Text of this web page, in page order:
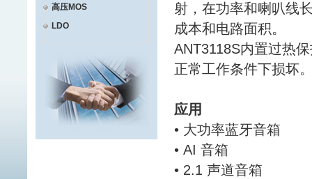
高压MOS
LDO
射，在功率和喇叭线
成本和电路面积。
ANT3118S内置过热
正常工作条件下损坏
应用
• 大功率蓝牙音箱
• AI 音箱
• 2.1 声道音箱